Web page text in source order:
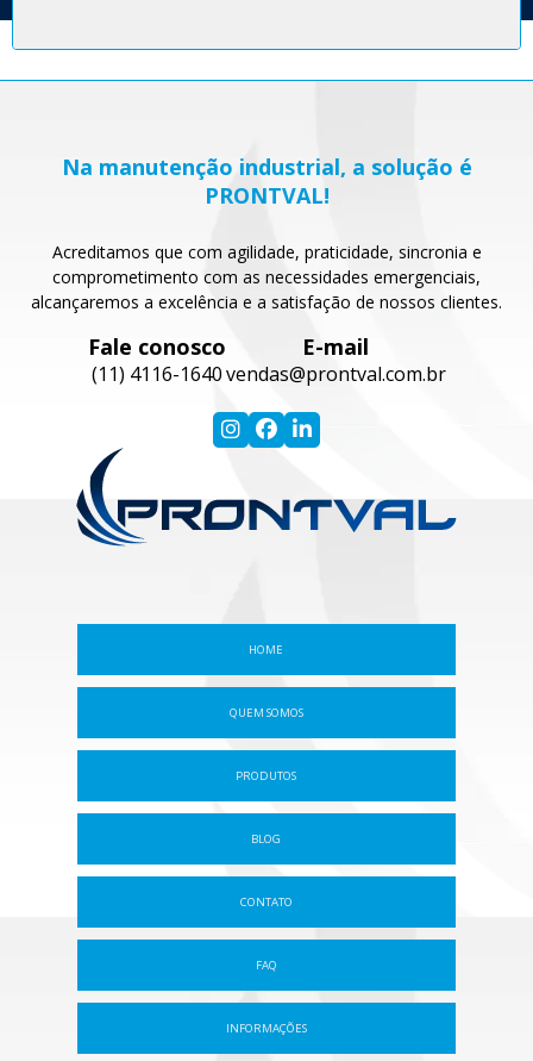
Na manutenção industrial, a solução é
PRONTVAL!
Acreditamos que com agilidade, praticidade, sincronia e
comprometimento com as necessidades emergenciais,
alcançaremos a excelência e a satisfação de nossos clientes.
Fale conosco
(11) 4116-1640
E-mail
vendas@prontval.com.br
HOME
QUEM SOMOS
PRODUTOS
BLOG
CONTATO
FAQ
INFORMAÇÕES